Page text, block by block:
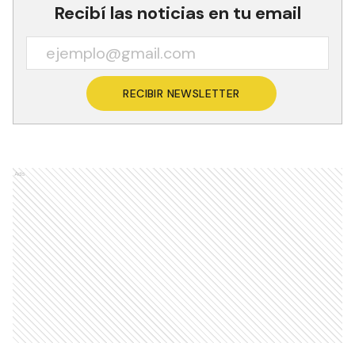
Recibí las noticias en tu email
RECIBIR NEWSLETTER
Ads